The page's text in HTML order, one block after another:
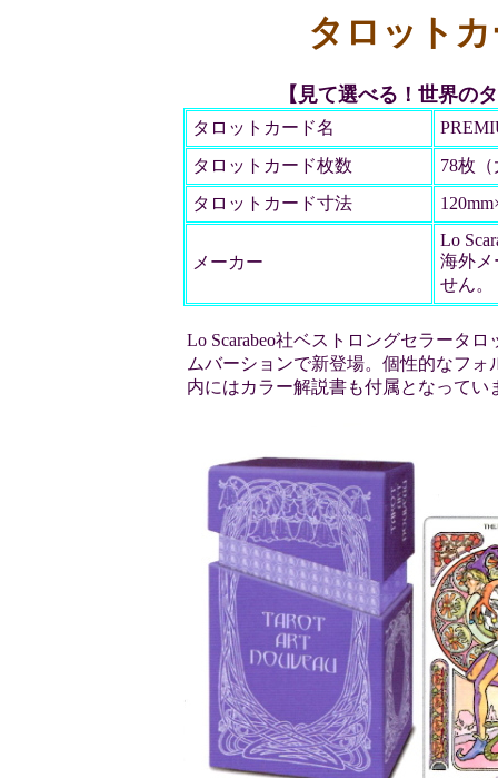
タロット
【見て選べる！世界の
タロットカード名
タロットカード枚数
78枚
タロットカード寸法
メーカー
Lo
海外メ
せん。
Lo Scarabeo社ベストロングセラータ
ムバーションで新登場。個性的なフ
内にはカラー解説書も付属となってい